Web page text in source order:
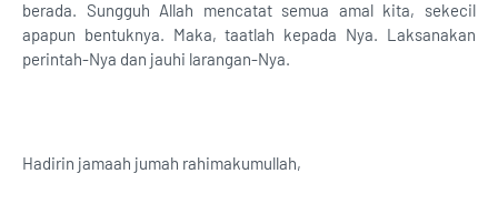
berada. Sungguh Allah mencatat semua amal kita, sekecil
apapun bentuknya. Maka, taatlah kepada Nya. Laksanakan
perintah-Nya dan jauhi larangan-Nya.
Hadirin jamaah jumah rahimakumullah,